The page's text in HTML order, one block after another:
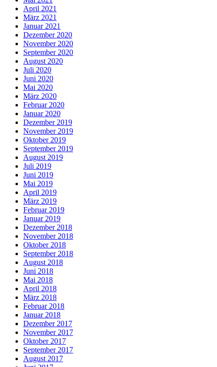
April 2021
März 2021
Januar 2021
Dezember 2020
November 2020
September 2020
August 2020
Juli 2020
Juni 2020
Mai 2020
März 2020
Februar 2020
Januar 2020
Dezember 2019
November 2019
Oktober 2019
September 2019
August 2019
Juli 2019
Juni 2019
Mai 2019
April 2019
März 2019
Februar 2019
Januar 2019
Dezember 2018
November 2018
Oktober 2018
September 2018
August 2018
Juni 2018
Mai 2018
April 2018
März 2018
Februar 2018
Januar 2018
Dezember 2017
November 2017
Oktober 2017
September 2017
August 2017